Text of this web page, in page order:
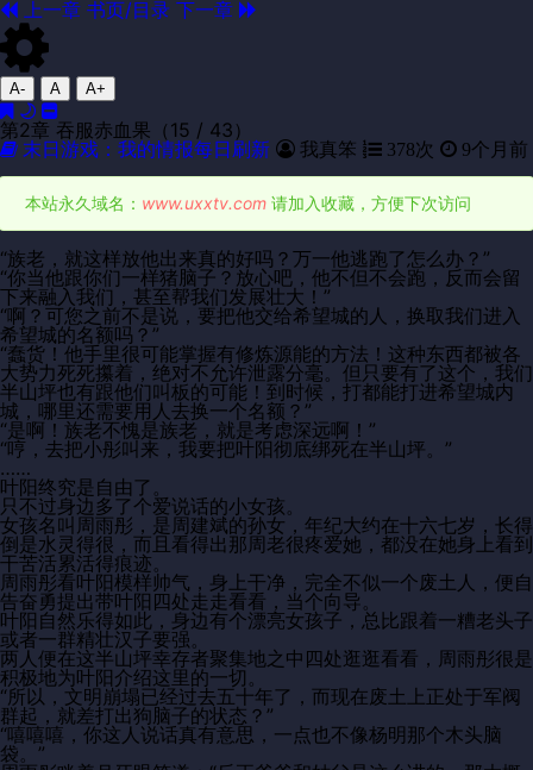
上一章 书页/目录 下一章
A- A A+
第2章 吞服赤血果（15 / 43）
末日游戏：我的情报每日刷新 我真笨 378次 9个月前
本站永久域名： www.uxxtv.com 请加入收藏，方便下次访问
“族老，就这样放他出来真的好吗？万一他逃跑了怎么办？”
“你当他跟你们一样猪脑子？放心吧，他不但不会跑，反而会留
下来融入我们，甚至帮我们发展壮大！”
“啊？可您之前不是说，要把他交给希望城的人，换取我们进入
希望城的名额吗？”
“蠢货！他手里很可能掌握有修炼源能的方法！这种东西都被各
大势力死死攥着，绝对不允许泄露分毫。但只要有了这个，我们
半山坪也有跟他们叫板的可能！到时候，打都能打进希望城内
城，哪里还需要用人去换一个名额？”
“是啊！族老不愧是族老，就是考虑深远啊！”
“哼，去把小彤叫来，我要把叶阳彻底绑死在半山坪。”
……
叶阳终究是自由了。
只不过身边多了个爱说话的小女孩。
女孩名叫周雨彤，是周建斌的孙女，年纪大约在十六七岁，长得
倒是水灵得很，而且看得出那周老很疼爱她，都没在她身上看到
干苦活累活得痕迹。
周雨彤看叶阳模样帅气，身上干净，完全不似一个废土人，便自
告奋勇提出带叶阳四处走走看看，当个向导。
叶阳自然乐得如此，身边有个漂亮女孩子，总比跟着一糟老头子
或者一群精壮汉子要强。
两人便在这半山坪幸存者聚集地之中四处逛逛看看，周雨彤很是
积极地为叶阳介绍这里的一切。
“所以，文明崩塌已经过去五十年了，而现在废土上正处于军阀
群起，就差打出狗脑子的状态？”
“嘻嘻嘻，你这人说话真有意思，一点也不像杨明那个木头脑
袋。”